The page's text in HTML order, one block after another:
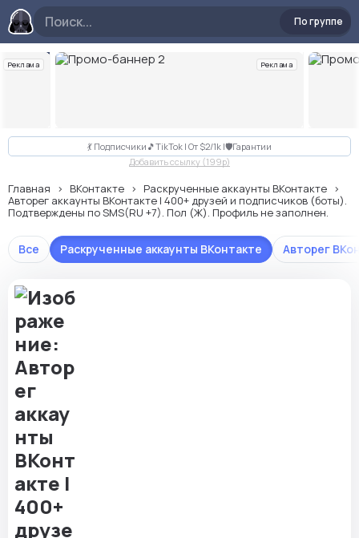
По группе
Реклама Реклама
Слайд 2 из 10
💃 Подписчики🎵TikTok | От $2/1k |🛡Гарантии
Добавить ссылку (199p)
Главная ВКонтакте
Раскрученные аккаунты ВКонтакте
Авторег аккаунты ВКонтакте | 400+ друзей и подписчиков (боты).
Подтверждены по SMS(RU +7). Пол (Ж). Профиль не заполнен.
Все Авторег
Раскрученные аккаунты ВКонтакте